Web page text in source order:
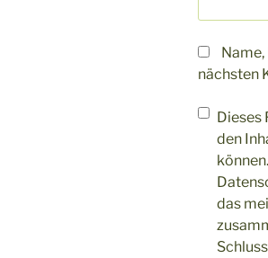
nächsten
Dieses
den
das